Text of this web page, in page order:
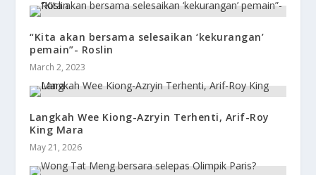
“Kita akan bersama selesaikan ‘kekurangan’
pemain”- Roslin
March 2, 2023
Langkah Wee Kiong-Azryin Terhenti, Arif-Roy
King Mara
May 21, 2026